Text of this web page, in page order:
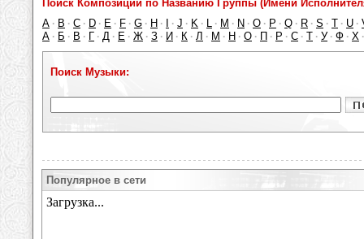
Поиск Композиций по Названию Группы (Имени
A · B · C · D · E · F · G · H · · J · K · L · M · N · O · P · Q · R · S · T · U ·
А · Б · В · Г · Д · Е · Ж · З · И · К · Л · М · Н · О · П · Р · С · Т · У · Ф · Х
Поиск Музыки:
Популярное в сети